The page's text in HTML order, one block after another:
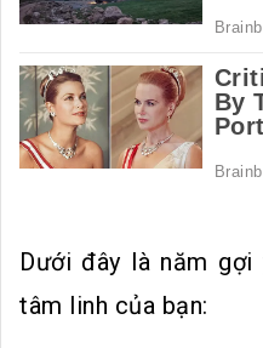
Dưới đây là năm
tâm linh của bạn: